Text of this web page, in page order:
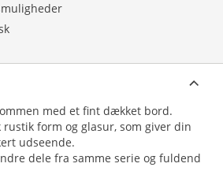
med et fint dækket bord.
form og glasur, som giver din
udseende.
dele fra samme serie og fuldend